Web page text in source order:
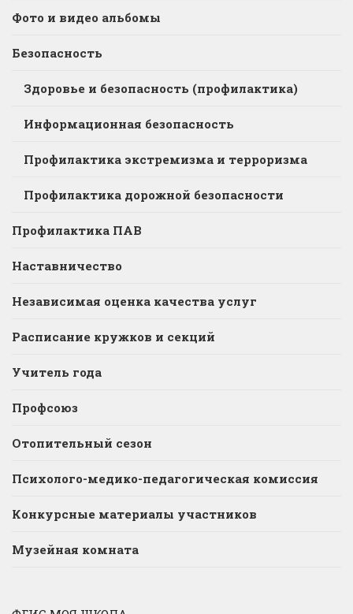
Фото и видео альбомы
Безопасность
Здоровье и безопасность (профилактика)
Информационная безопасность
Профилактика экстремизма и терроризма
Профилактика дорожной безопасности
Профилактика ПАВ
Наставничество
Независимая оценка качества услуг
Расписание кружков и секций
Учитель года
Профсоюз
Отопительный сезон
Психолого-медико-педагогическая комиссия
Конкурсные материалы участников
Музейная комната